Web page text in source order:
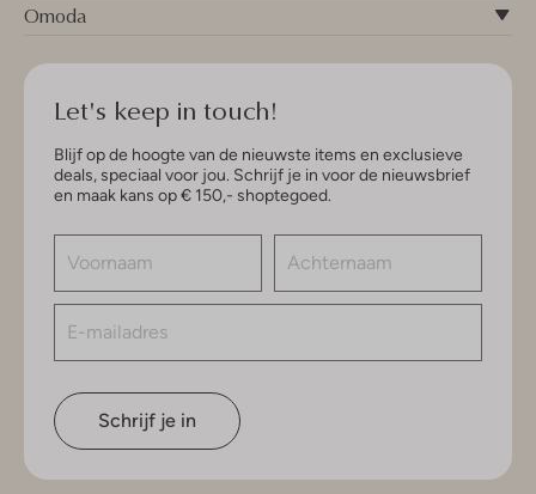
Omoda
Let's keep in touch!
Blijf op de hoogte van de nieuwste items en exclusieve
deals, speciaal voor jou. Schrijf je in voor de nieuwsbrief
en maak kans op € 150,- shoptegoed.
Schrijf je in